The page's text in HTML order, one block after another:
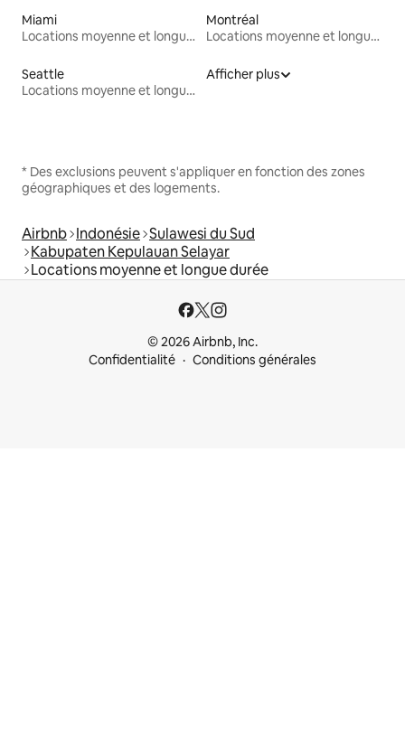
Miami
Locations moyenne et longue durée
Montréal
Locations moyenne et longue durée
Seattle
Locations moyenne et longue durée
Afficher plus
* Des exclusions peuvent s'appliquer en fonction des zones
géographiques et des logements.
Airbnb Indonésie Sulawesi du Sud
Kabupaten Kepulauan Selayar
Locations moyenne et longue durée
© 2026 Airbnb, Inc.
Confidentialité
Conditions générales